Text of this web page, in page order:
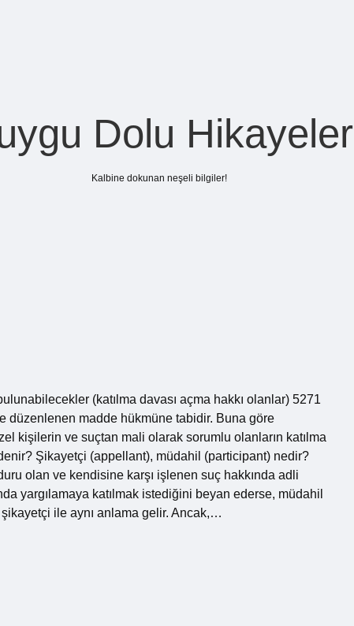
Dolu Hikayeler
Kalbine dokunan neşeli bilgiler!
(katılma davası açma hakkı olanlar) 5271
düzenlenen madde hükmüne tabidir. Buna göre
kişilerin ve suçtan mali olarak sorumlu olanların katılma
Şikayetçi (appellant), müdahil (participant) nedir?
olan ve kendisine karşı işlenen suç hakkında adli
yargılamaya katılmak istediğini beyan ederse, müdahil
ile aynı anlama gelir. Ancak,…